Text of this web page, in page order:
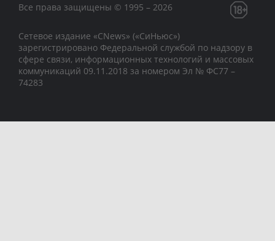
Все права защищены © 1995 – 2026
Сетевое издание «CNews» («СиНьюс»)
зарегистрировано Федеральной службой по надзору в
сфере связи, информационных технологий и массовых
коммуникаций 09.11.2018 за номером Эл № ФС77 –
74283